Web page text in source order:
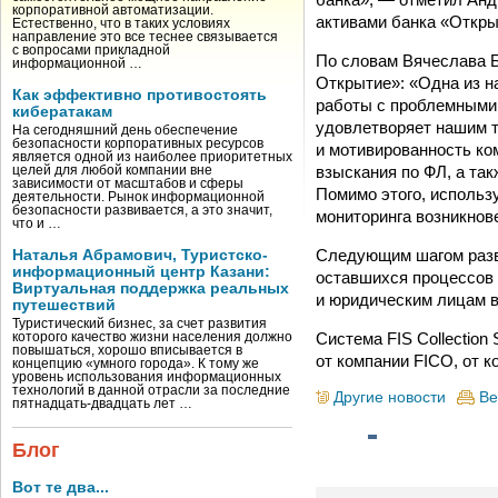
корпоративной автоматизации.
Естественно, что в таких условиях
направление это все теснее связывается
с вопросами прикладной
информационной …
Как эффективно противостоять
кибератакам
На сегодняшний день обеспечение
безопасности корпоративных ресурсов
является одной из наиболее приоритетных
целей для любой компании вне
зависимости от масштабов и сферы
деятельности. Рынок информационной
безопасности развивается, а это значит,
что и …
Наталья Абрамович, Туристско-
информационный центр Казани:
Виртуальная поддержка реальных
путешествий
Туристический бизнес, за счет развития
которого качество жизни населения должно
повышаться, хорошо вписывается в
концепцию «умного города». К тому же
уровень использования информационных
технологий в данной отрасли за последние
пятнадцать-двадцать лет …
Блог
Вот те два...
активами банка
По словам Вячеслава
Открытие»: «Одна из
работы с проблемными
удовлетворяет нашим
и мотивированность
взыскания по ФЛ, а
Помимо этого,
мониторинга
Следующим шагом
оставшихся
и юридическим лицам
Система FIS Collection
от компании FICO, от
Другие новости